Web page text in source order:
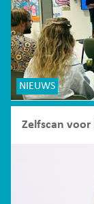
NIEUWS
Zelfscan